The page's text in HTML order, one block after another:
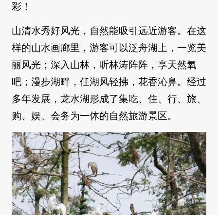
彩！
山清水秀好风光，自然能吸引远近游客。在这
样的山水画廊里，游客可以泛舟湖上，一览美
丽风光；深入山林，听林涛阵阵，享天然氧
吧；漫步湖畔，任湖风轻拂，花香沁鼻。经过
多年发展，龙水湖形成了集吃、住、行、旅、
购、娱、会务为一体的自然旅游景区。